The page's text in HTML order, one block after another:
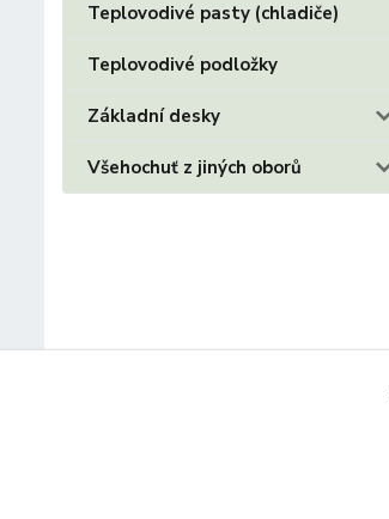
Teplovodivé pasty (chladiče)
Teplovodivé podložky
Základní desky
Všehochuť z jiných oborů